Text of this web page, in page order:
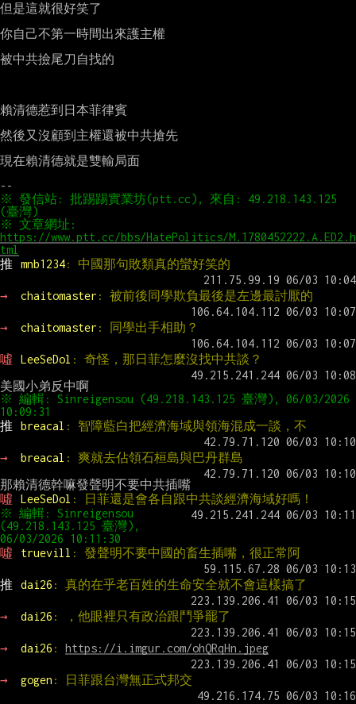
但是這就很好笑了
你自己不第一時間出來護主權
被中共撿尾刀自找的
賴清德惹到日本菲律賓
然後又沒顧到主權還被中共搶先
現在賴清德就是雙輸局面
※ 發信站: 批踢踢實業坊(ptt.cc), 來自: 49.218.143.125
(臺灣)
https://www.ptt.cc/bbs/HatePolitics/M.1780452222.A.ED2.h
tml
推
mnb1234: 中國那句敗類真的蠻好笑的
→ chaitomaster : 被前後同學欺負最後是左邊最討厭的
→ chaitomaster : 同學出手相助？
噓 LeeSeDol : 奇怪，那日菲怎麼沒找中共談？
※ 編輯: Sinreigensou (49.218.143.125 臺灣), 06/03/2026
10:09:31
推
breacal : 智障藍白把經濟海域與領海混成一談，不
→ breacal : 爽就去佔領石桓島與巴丹群島
噓
LeeSeDol : 日菲還是會各自跟中共談經濟海域好嗎！
※ 編輯: Sinreigensou
(49.218.143.125 臺灣),
噓
truevill : 發聲明不要中國的畜生插嘴，很正常阿
推 dai26 : 真的在乎老百姓的生命安全就不會這樣搞了
→ dai26 : ，他眼裡只有政治跟鬥爭罷了
→ dai26 : https://i.imgur.com/ohQRqHn.jpeg
→ gogen : 日菲跟台灣無正式邦交